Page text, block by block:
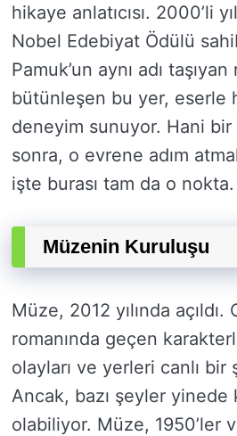
hikaye anlatıcısı. 2000’li
Nobel Edebiyat Ödülü
Pamuk’un aynı adı taşıyan
bütünleşen bu yer, eserle
deneyim sunuyor. Hani bir
sonra, o evrene adım
işte burası tam da o nokta.
Müzenin Kuruluşu
Müze, 2012 yılında açıldı.
romanında geçen
olayları ve yerleri canlı
Ancak, bazı şeyler yinede
olabiliyor. Müze, 1950’ler